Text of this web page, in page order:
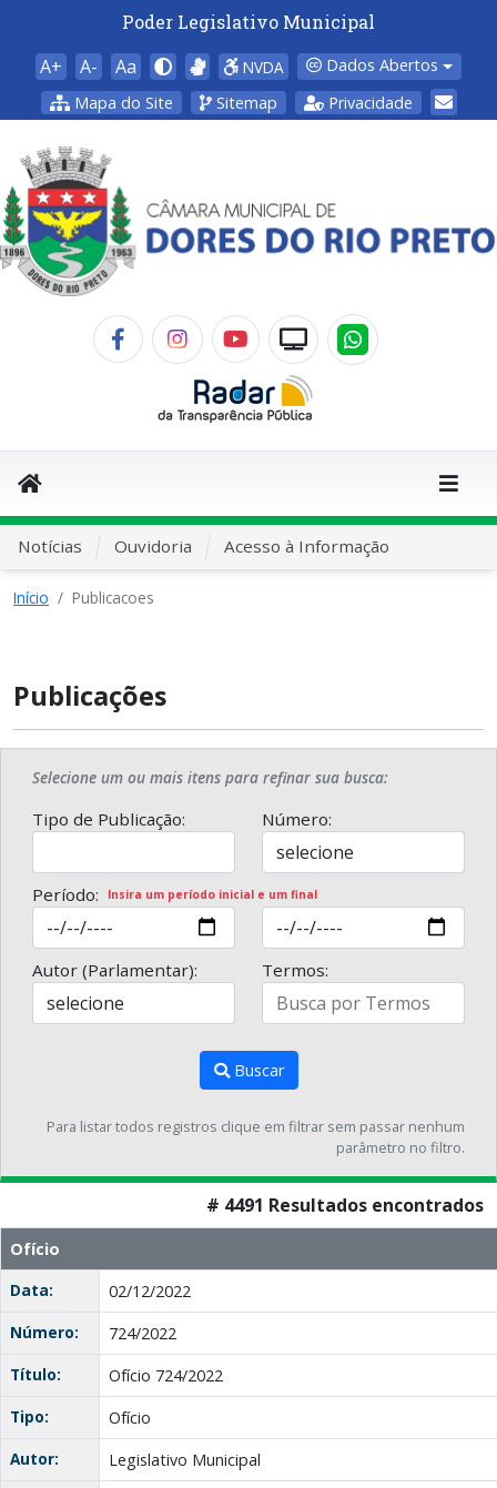
Poder Legislativo Municipal
A+ A- Aa NVDA
Dados Abertos
Mapa do Site
Sitemap Privacidade
Notícias Ouvidoria Acesso à Informação
Início Publicacoes
Publicações
Selecione um ou mais itens para refinar sua busca:
Tipo de Publicação: Número:
Período: Insira um período inicial e um final
Autor (Parlamentar): Termos:
Buscar
Para listar todos registros clique em filtrar sem passar nenhum
parâmetro no filtro.
# 4491 Resultados encontrados
Ofício
Data:
02/12/2022
Número:
724/2022
Título:
Ofício 724/2022
Tipo:
Ofício
Autor:
Legislativo Municipal